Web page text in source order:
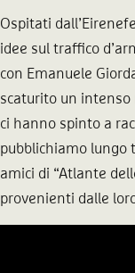
Ospitati
idee sul traffico
con Emanuele
scaturito un intenso
ci hanno spinto a
pubblichiamo
amici di “Atlante
provenienti dalle